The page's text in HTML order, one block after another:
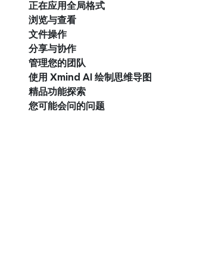
正在应用全局格式
浏览与查看
文件操作
分享与协作
管理您的团队
使用 Xmind AI 绘制思维导图
精品功能探索
您可能会问的问题